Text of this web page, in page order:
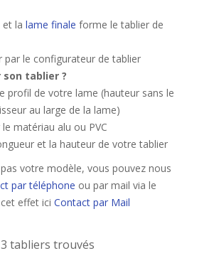
et la lame finale forme le tablier de
par le configurateur de tablier
tablier ?
profil de votre lame (hauteur sans le
au large de la lame)
matériau alu ou PVC
et la hauteur de votre tablier
votre modèle, vous pouvez nous
par téléphone ou par mail via le
effet ici Contact par Mail
3 tabliers trouvés